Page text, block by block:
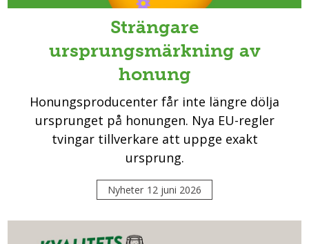
Strängare
ursprungsmärkning av
honung
Honungsproducenter får inte längre dölja
ursprunget på honungen. Nya EU-regler
tvingar tillverkare att uppge exakt
ursprung.
Nyheter 12 juni 2026